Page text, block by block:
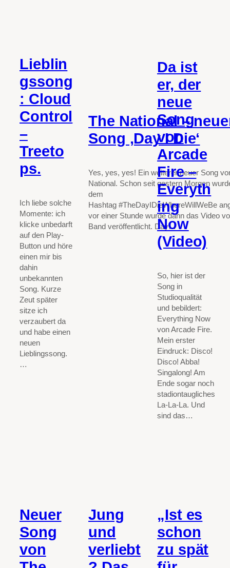
Lieblin
gssong
: Cloud
Control
–
Treeto
ps.
Ich liebe solche
Momente: ich
klicke unbedarft
auf den Play-
Button und höre
einen mir bis
dahin
unbekannten
Song. Kurze
Zeut später
sitze ich
verzaubert da
und habe einen
neuen
Lieblingssong.
…
The National –
Song ‚Day I Die‘
Yes, yes, yes! Ein weiterer neuer Song
National. Schon seit gestern Morgen
dem
Hashtag #TheDayIDieWhereWillWeBe
vor einer Stunde wurde dann das Video
Band veröffentlicht. Day…
Da ist
er, der
neue
Song
von
Arcade
Fire –
Everyth
ing
Now
(Video)
So, hier ist der
Song in
Studioqualität
und bebildert:
Everything Now
von Arcade Fire.
Mein erster
Eindruck: Disco!
Disco! Abba!
Singalong! Am
Ende sogar noch
stadiontaugliches
La-La-La. Und
sind das…
Neuer
Song
von
Jung
und
verliebt
„Ist es
schon
zu spät